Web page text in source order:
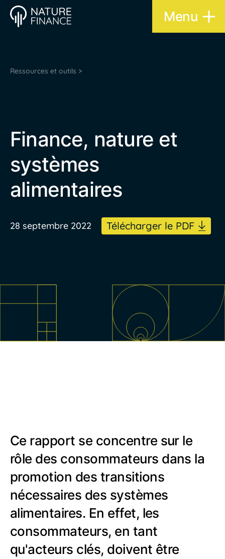
Menu
Ressources et outils >
Finance, nature et
systèmes
alimentaires
28 septembre 2022 Télécharger le PDF
Ce rapport se concentre sur le
rôle des consommateurs dans la
promotion des transitions
nécessaires des systèmes
alimentaires. En effet, les
consommateurs, en tant
qu'acteurs clés, doivent être